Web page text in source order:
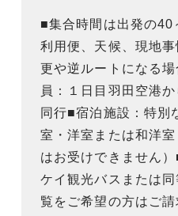
■集合時間は出発の
利用便、天候、現地
更や逆ルートになる
員：１日目羽田空港
同行■宿泊施設：特別
室・洋室または和洋
はお受けできません
ケイ観光バスまたは
覧をご希望の方はご